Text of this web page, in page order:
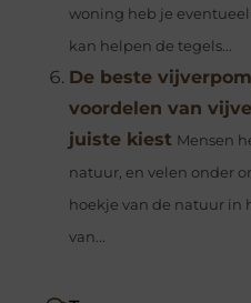
woning heb je
kan helpen de tegels...
De beste
voordelen van
juiste kiest Mensen
natuur, en velen onder
hoekje van de natuur in
van...